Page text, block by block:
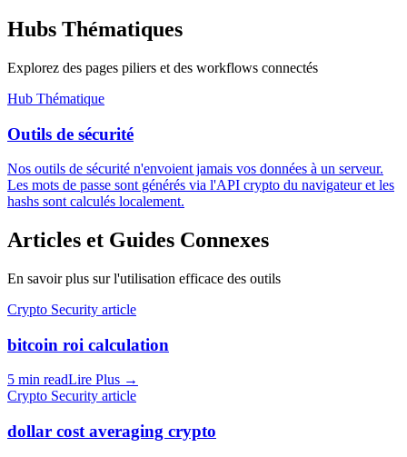
Hubs Thématiques
Explorez des pages piliers et des workflows connectés
Hub Thématique
Outils de sécurité
Nos outils de sécurité n'envoient jamais vos données à un serveur.
Les mots de passe sont générés via l'API crypto du navigateur et les
hashs sont calculés localement.
Articles et Guides Connexes
En savoir plus sur l'utilisation efficace des outils
Crypto Security article
bitcoin roi calculation
5 min readLire Plus →
Crypto Security article
dollar cost averaging crypto